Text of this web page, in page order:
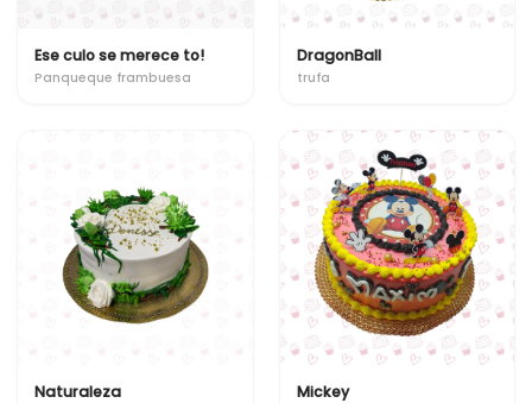
Ese culo se merece to!
Panqueque frambuesa
DragonBall
trufa
Naturaleza Mickey